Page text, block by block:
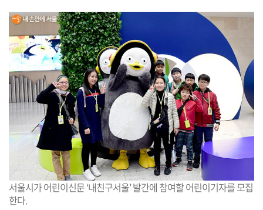
R 유
하
기
크
게
변
경
하
기
작
게
기
서울시가 어린이신문 ‘내친구서울’ 발간에 참여할 어린이기자를 모집
한다.